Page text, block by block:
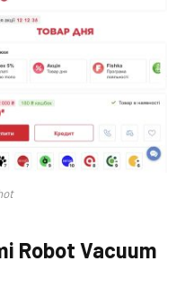
Robot Vacuum